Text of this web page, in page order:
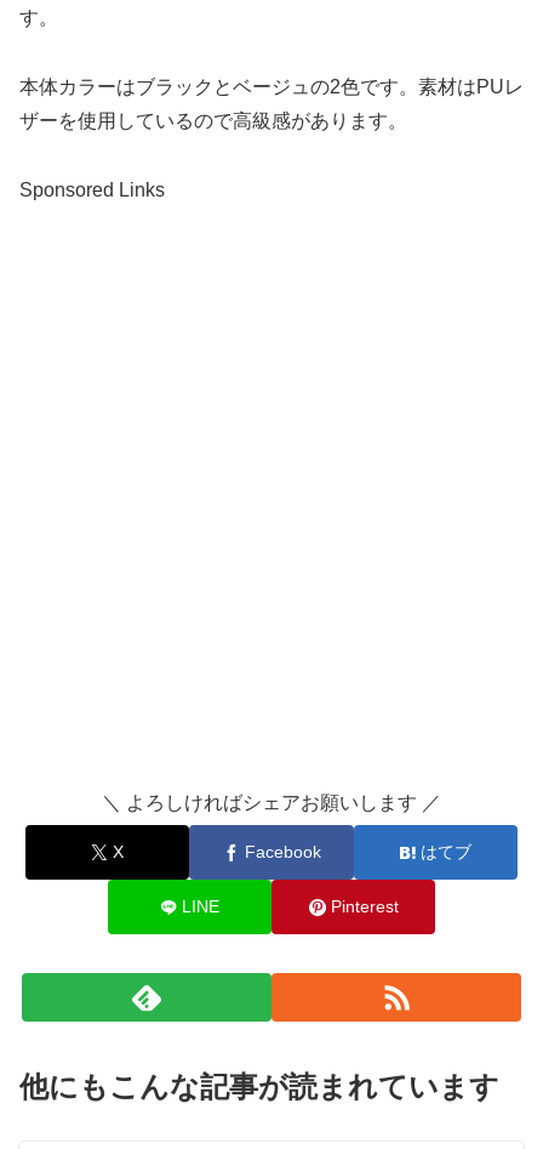
す。
本体カラーはブラックとベージュの2色です。素材はPUレ
ザーを使用しているので高級感があります。
Sponsored Links
＼ よろしければシェアお願いします ／
X Facebook はてブ
LINE Pinterest
他にもこんな記事が読まれています